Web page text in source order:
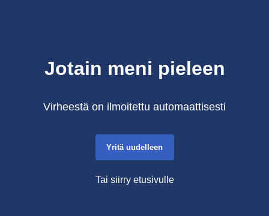
Jotain meni pieleen
Virheestä on ilmoitettu automaattisesti
Yritä uudelleen
Tai siirry etusivulle